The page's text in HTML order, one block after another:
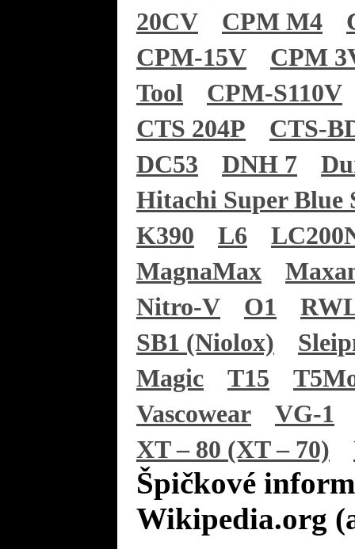
20CV
CPM M4
CPM-15V
CPM
Tool
CPM-S110V
CTS 204P
CTS-
DC53
DNH 7
Hitachi Super Blue
K390
L6
MagnaMax
Nitro-V
O1
SB1 (Niolox)
Magic
T15
Vascowear
VG-1
XT – 80 (XT – 70)
Špičkové
Wikipedia.org